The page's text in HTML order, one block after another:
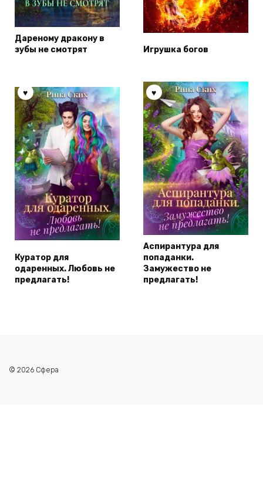
Дареному дракону в
зубы не смотрят
Игрушка богов
Куратор для
одаренных. Любовь не
предлагать!
Аспирантура для
попаданки.
Замужество не
предлагать!
© 2026 Сфера